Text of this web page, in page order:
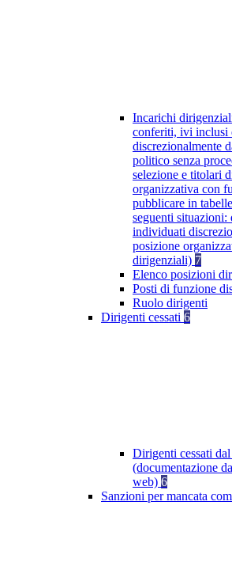
Incarichi
conferiti, ivi inclusi
discrezionalmente
politico senza
selezione e titolari
organizzativa con
pubblicare in
seguenti
individuati
posizione
dirigenziali) 7
Elenco posizioni
Posti di funzione
Ruolo dirigenti
Dirigenti cessati 6
Dirigenti cessati
(documentazione
web) 6
Sanzioni per mancata